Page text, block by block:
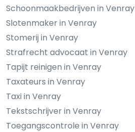
Schoonmaakbedrijven in Venray
Slotenmaker in Venray
Stomerij in Venray
Strafrecht advocaat in Venray
Tapijt reinigen in Venray
Taxateurs in Venray
Taxi in Venray
Tekstschrijver in Venray
Toegangscontrole in Venray